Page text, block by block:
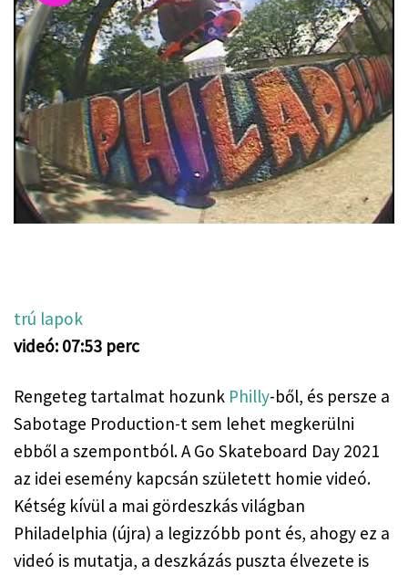
trú lapok
videó: 07:53 perc
Rengeteg tartalmat hozunk Philly-ből, és persze a
Sabotage Production-t sem lehet megkerülni
ebből a szempontból. A Go Skateboard Day 2021
az idei esemény kapcsán született homie videó.
Kétség kívül a mai gördeszkás világban
Philadelphia (újra) a legizzóbb pont és, ahogy ez a
videó is mutatja, a deszkázás puszta élvezete is